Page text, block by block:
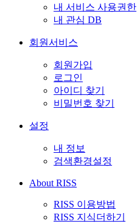
내 서비스 사용권한
내 관심 DB
회원서비스
회원가입
로그인
아이디 찾기
비밀번호 찾기
설정
내 정보
검색환경설정
About RISS
RISS 이용방법
RISS 지식더하기